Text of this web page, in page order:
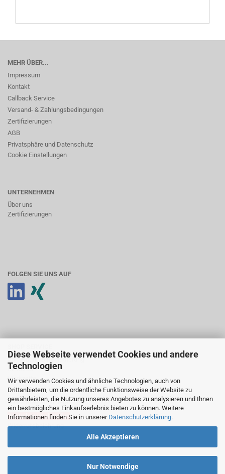
Diese Webseite verwendet Cookies und andere
Technologien
Wir verwenden Cookies und ähnliche Technologien, auch von
Drittanbietern, um die ordentliche Funktionsweise der Website zu
gewährleisten, die Nutzung unseres Angebotes zu analysieren und Ihnen
ein bestmögliches Einkaufserlebnis bieten zu können. Weitere
Informationen finden Sie in unserer Datenschutzerklärung.
Alle Akzeptieren
Nur Notwendige
MEHR ÜBER...
Impressum
Kontakt
Callback Service
Versand- & Zahlungsbedingungen
Zertifizierungen
AGB
Privatsphäre und Datenschutz
Cookie Einstellungen
UNTERNEHMEN
Über uns
Zertifizierungen
FOLGEN SIE UNS AUF
Anmeldung & Registrierung
Ihr Konto
Merkzettel
Newsletter abonnieren
Bestellung widerrufen
Widerrufsbelehrung